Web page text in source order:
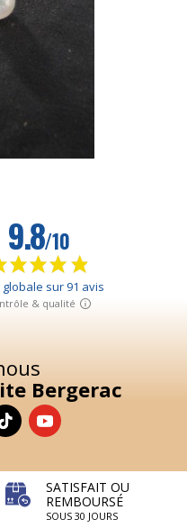
Bergerac
SATISFAIT OU
REMBOURSÉ
SOUS 30 JOURS